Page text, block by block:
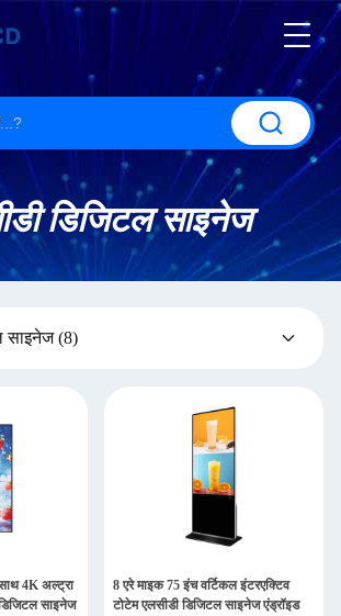
डिजिटल साइनेज
साइनेज(8)
4K अल्ट्रा
साइनेज
8 एरे माइक 75 इंच वर्टिकल इंटरएक्टिव
टोटेम एलसीडी डिजिटल साइनेज एंड्रॉइड